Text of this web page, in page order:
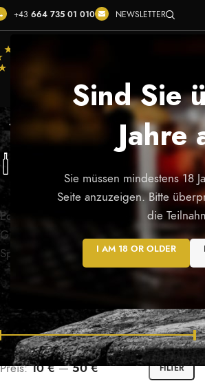
Sind Sie
Jahre
Sie müssen mindestens 18
Seite anzuzeigen. Bitte
die
I AM 18 OR OLDER
+43 664 735 01 010 NEWSLETTER
4 Products
KATEGORIEN
Edelbrände
Gin
Spirituosen
NACH PREIS FILTERN
FILTER
Preis:10 €—50 €